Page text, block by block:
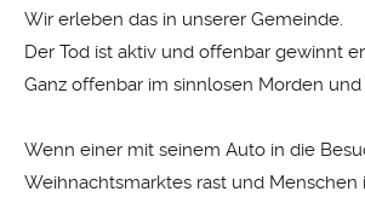
Wir erleben das in unserer Gemeinde.
Der Tod ist aktiv und offenbar gewinnt
Ganz offenbar im sinnlosen Morden und
Wenn einer mit seinem Auto in die
Weihnachtsmarktes rast und Menschen